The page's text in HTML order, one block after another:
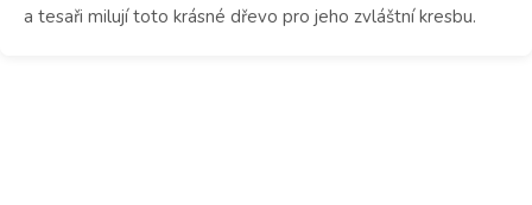
a tesaři milují toto krásné dřevo pro jeho zvláštní kresbu.